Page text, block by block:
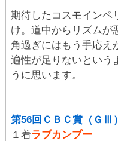
期待したコスモインペ
け。道中からリズムが
角過ぎにはもう手応え
適性が足りないという
うに思います。
第56回ＣＢＣ賞（ＧⅢ）
１着ラブカンプー